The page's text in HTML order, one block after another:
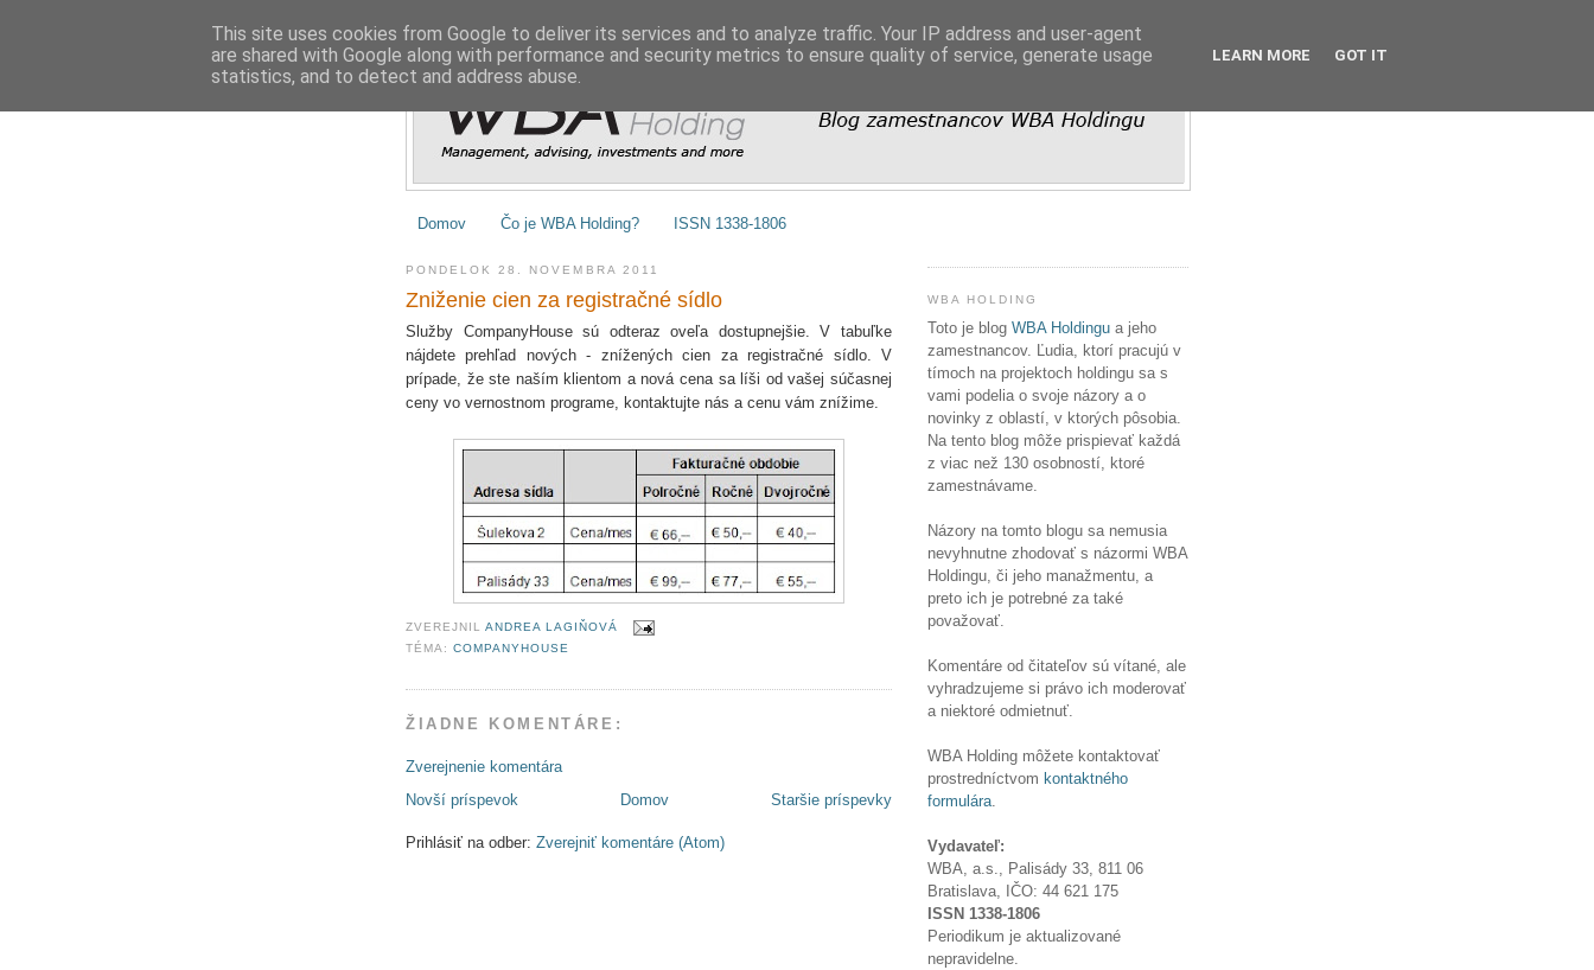
Domov Čo je WBA Holding? ISSN 1338-1806
PONDELOK 28. NOVEMBRA 2011
Zniženie cien za registračné sídlo
Služby CompanyHouse sú odteraz oveľa dostupnejšie. V tabuľke
nájdete prehľad nových - znížených cien za registračné sídlo. V
prípade, že ste naším klientom a nová cena sa líši od vašej súčasnej
ceny vo vernostnom programe, kontaktujte nás a cenu vám znížime.
ZVEREJNILANDREA LAGIŇOVÁ
TÉMA:COMPANYHOUSE
ŽIADNE KOMENTÁRE:
Zverejnenie komentára
Novší príspevok
Staršie príspevky
Domov
Prihlásiť na odber: Zverejniť komentáre (Atom)
WBA HOLDING
Toto je blog WBA Holdingu a jeho
zamestnancov. Ľudia, ktorí pracujú v
tímoch na projektoch holdingu sa s
vami podelia o svoje názory a o
novinky z oblastí, v ktorých pôsobia.
Na tento blog môže prispievať každá
z viac než 130 osobností, ktoré
zamestnávame.
Názory na tomto blogu sa nemusia
nevyhnutne zhodovať s názormi WBA
Holdingu, či jeho manažmentu, a
preto ich je potrebné za také
považovať.
Komentáre od čitateľov sú vítané, ale
vyhradzujeme si právo ich moderovať
a niektoré odmietnuť.
WBA Holding môžete kontaktovať
prostredníctvom kontaktného
formulára.
Vydavateľ:
WBA, a.s., Palisády 33, 811 06
Bratislava, IČO: 44 621 175
ISSN 1338-1806
Periodikum je aktualizované
nepravidelne.
This site uses cookies from Google to deliver its services and to analyze traffic. Your IP address and user-agent
are shared with Google along with performance and security metrics to ensure quality of service, generate usage
statistics, and to detect and address abuse.
LEARN MORE GOT IT